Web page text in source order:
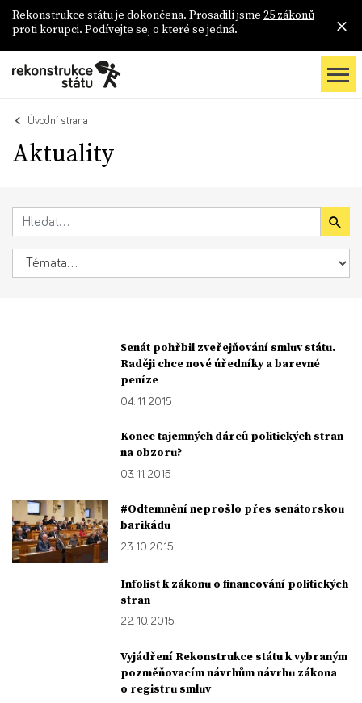
Rekonstrukce státu je dokončena. Prosadili jsme 25 zákonů
proti korupci. Podívejte se, o které se jedná.
Úvodní strana
Aktuality
Senát pohřbil zveřejňování smluv státu.
Raději chce nové úředníky a barevné
peníze
04. 11. 2015
Konec tajemných dárců politických stran
na obzoru?
03. 11. 2015
#Odtemnění neprošlo přes senátorskou
barikádu
23. 10. 2015
Infolist k zákonu o financování politických
stran
22. 10. 2015
Vyjádření Rekonstrukce státu k vybraným
pozměňovacím návrhům návrhu zákona
o registru smluv